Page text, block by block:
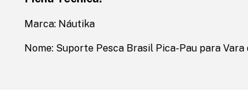
Marca: Náutika
Nome: Suporte Pesca Brasil Pica-Pau para Vara